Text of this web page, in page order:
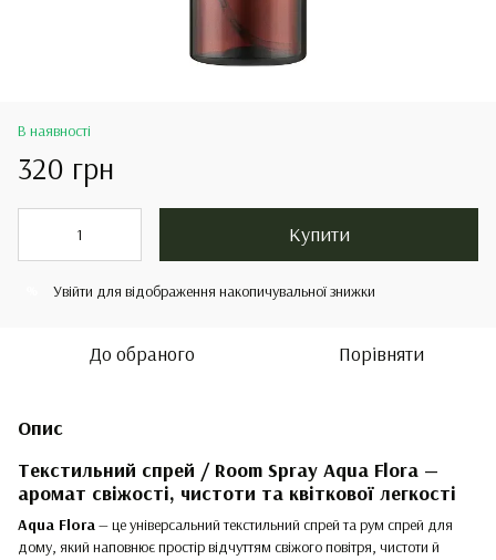
В наявності
320 грн
Купити
Увійти для відображення накопичувальної знижки
До обраного Порівняти
Опис
Текстильний спрей / Room Spray Aqua Flora —
аромат свіжості, чистоти та квіткової легкості
Aqua Flora— це універсальний текстильний спрей та рум спрей для
дому, який наповнює простір відчуттям свіжого повітря, чистоти й